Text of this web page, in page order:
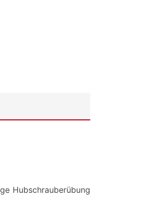
Hubschrauberübung